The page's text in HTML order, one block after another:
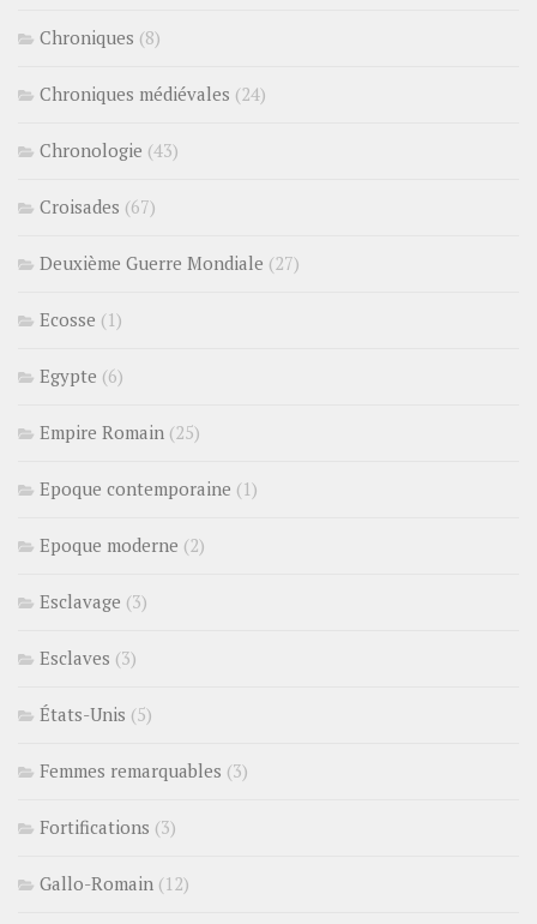
Chroniques (8)
Chroniques médiévales (24)
Chronologie (43)
Croisades (67)
Deuxième Guerre Mondiale (27)
Ecosse (1)
Egypte (6)
Empire Romain (25)
Epoque contemporaine (1)
Epoque moderne (2)
Esclavage (3)
Esclaves (3)
États-Unis (5)
Femmes remarquables (3)
Fortifications (3)
Gallo-Romain (12)